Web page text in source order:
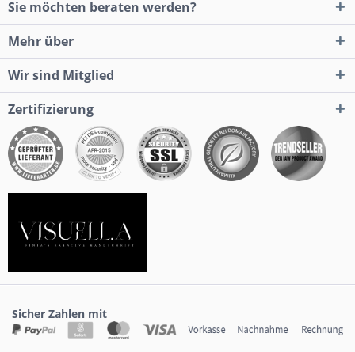
Sie möchten beraten werden?
Mehr über
Wir sind Mitglied
Zertifizierung
Sicher Zahlen mit